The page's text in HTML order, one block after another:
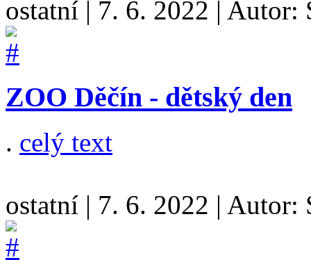
ostatní | 7. 6. 2022 | Autor:
ZOO Děčín - dětský den
. celý text
ostatní | 7. 6. 2022 | Autor: